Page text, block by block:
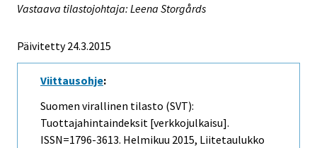
Vastaava tilastojohtaja: Leena Storgårds
Päivitetty 24.3.2015
Viittausohje:
Suomen virallinen tilasto (SVT):
Tuottajahintaindeksit [verkkojulkaisu].
ISSN=1796-3613. Helmikuu 2015, Liitetaulukko